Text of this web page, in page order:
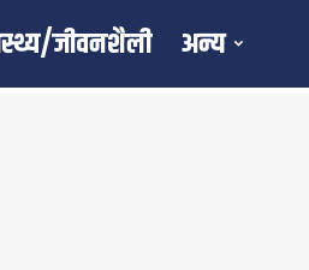
जीवनशैली अन्य